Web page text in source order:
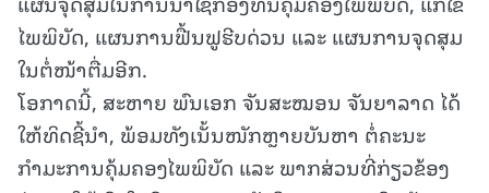
ໄພພິບັດ, ແຜນການຟື້ນຟູຮີບດ່ວນ ແລະ ແຜນການຈຸດສຸມ
ໃນຕໍ່ໜ້າຕື່ມອີກ.
ໂອກາດນີ້, ສະຫາຍ ພົນເອກ ຈັນສະໝອນ ຈັນຍາລາດ ໄດ້
ໃຫ້ທິດຊີ້ນຳ, ພ້ອມທັງເນັ້ນໜັກຫຼາຍບັນຫາ ຕໍ່ຄະນະ
ກໍາມະການຄຸ້ມຄອງໄພພິບັດ ແລະ ພາກສ່ວນທີ່ກ່ຽວຂ້ອງ